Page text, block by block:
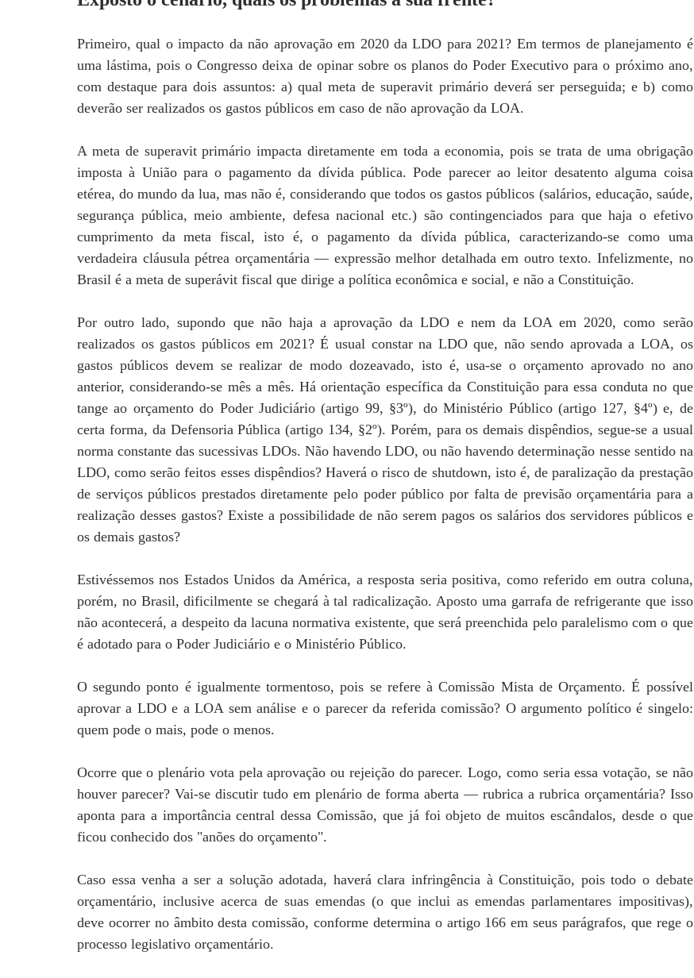
Primeiro, qual o impacto da não aprovação em 2020 da LDO para 2021? Em termos de planejamento é
uma lástima, pois o Congresso deixa de opinar sobre os planos do Poder Executivo para o próximo ano,
com destaque para dois assuntos: a) qual meta de superavit primário deverá ser perseguida; e b) como
deverão ser realizados os gastos públicos em caso de não aprovação da LOA.
A meta de superavit primário impacta diretamente em toda a economia, pois se trata de uma obrigação
imposta à União para o pagamento da dívida pública. Pode parecer ao leitor desatento alguma coisa
etérea, do mundo da lua, mas não é, considerando que todos os gastos públicos (salários, educação, saúde,
segurança pública, meio ambiente, defesa nacional etc.) são contingenciados para que haja o efetivo
cumprimento da meta fiscal, isto é, o pagamento da dívida pública, caracterizando-se como uma
verdadeira cláusula pétrea orçamentária — expressão melhor detalhada em outro texto. Infelizmente, no
Brasil é a meta de superávit fiscal que dirige a política econômica e social, e não a Constituição.
Por outro lado, supondo que não haja a aprovação da LDO e nem da LOA em 2020, como serão
realizados os gastos públicos em 2021? É usual constar na LDO que, não sendo aprovada a LOA, os
gastos públicos devem se realizar de modo dozeavado, isto é, usa-se o orçamento aprovado no ano
anterior, considerando-se mês a mês. Há orientação específica da Constituição para essa conduta no que
tange ao orçamento do Poder Judiciário (artigo 99, §3º), do Ministério Público (artigo 127, §4º) e, de
certa forma, da Defensoria Pública (artigo 134, §2º). Porém, para os demais dispêndios, segue-se a usual
norma constante das sucessivas LDOs. Não havendo LDO, ou não havendo determinação nesse sentido na
LDO, como serão feitos esses dispêndios? Haverá o risco de shutdown, isto é, de paralização da prestação
de serviços públicos prestados diretamente pelo poder público por falta de previsão orçamentária para a
realização desses gastos? Existe a possibilidade de não serem pagos os salários dos servidores públicos e
os demais gastos?
Estivéssemos nos Estados Unidos da América, a resposta seria positiva, como referido em outra coluna,
porém, no Brasil, dificilmente se chegará à tal radicalização. Aposto uma garrafa de refrigerante que isso
não acontecerá, a despeito da lacuna normativa existente, que será preenchida pelo paralelismo com o que
é adotado para o Poder Judiciário e o Ministério Público.
O segundo ponto é igualmente tormentoso, pois se refere à Comissão Mista de Orçamento. É possível
aprovar a LDO e a LOA sem análise e o parecer da referida comissão? O argumento político é singelo:
quem pode o mais, pode o menos.
Ocorre que o plenário vota pela aprovação ou rejeição do parecer. Logo, como seria essa votação, se não
houver parecer? Vai-se discutir tudo em plenário de forma aberta — rubrica a rubrica orçamentária? Isso
aponta para a importância central dessa Comissão, que já foi objeto de muitos escândalos, desde o que
ficou conhecido dos "anões do orçamento".
Caso essa venha a ser a solução adotada, haverá clara infringência à Constituição, pois todo o debate
orçamentário, inclusive acerca de suas emendas (o que inclui as emendas parlamentares impositivas),
deve ocorrer no âmbito desta comissão, conforme determina o artigo 166 em seus parágrafos, que rege o
processo legislativo orçamentário.